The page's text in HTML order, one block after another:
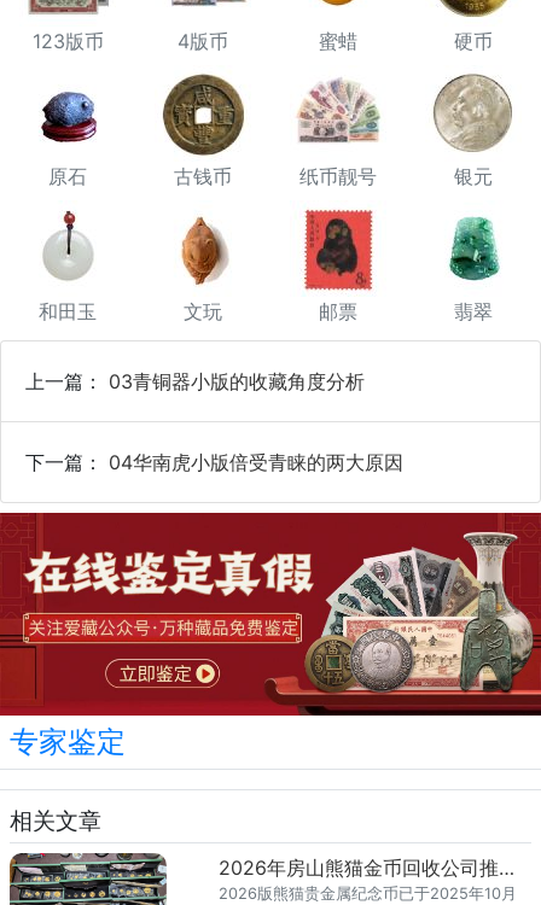
123版币 4版币 蜜蜡 硬币
原石 古钱币 纸币靓号 银元
和田玉 文玩 邮票 翡翠
上一篇： 03青铜器小版的收藏角度分析
下一篇： 04华南虎小版倍受青睐的两大原因
专家鉴定
相关文章
2026年房山熊猫金币回收公司推荐：上门回收，足不出户变现
2026版熊猫贵金属纪念币已于2025年10月